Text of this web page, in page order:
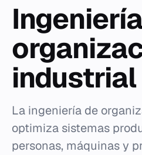
industrial
La ingeniería de
optimiza sistemas
personas, máquinas y